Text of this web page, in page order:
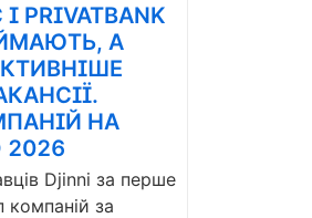
PRIVATBANK
А
НА
2026
Djinni за перше
компаній за